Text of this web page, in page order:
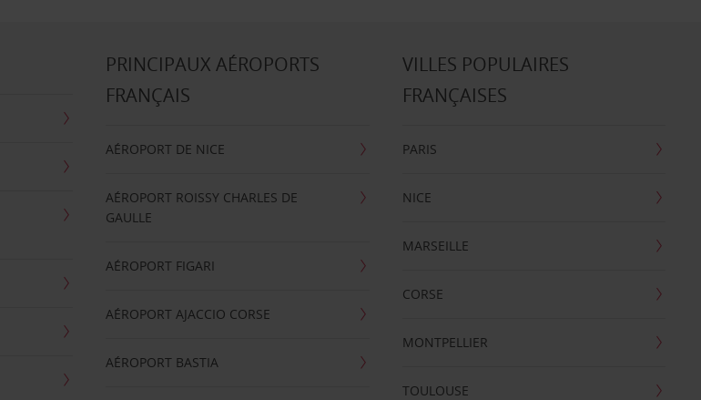
PRINCIPAUX AÉROPORTS
FRANÇAIS
AÉROPORT DE NICE
AÉROPORT ROISSY CHARLES DE
GAULLE
AÉROPORT FIGARI
AÉROPORT AJACCIO CORSE
AÉROPORT BASTIA
VILLES POPULAIRES
FRANÇAISES
PARIS
NICE
MARSEILLE
CORSE
MONTPELLIER
TOULOUSE